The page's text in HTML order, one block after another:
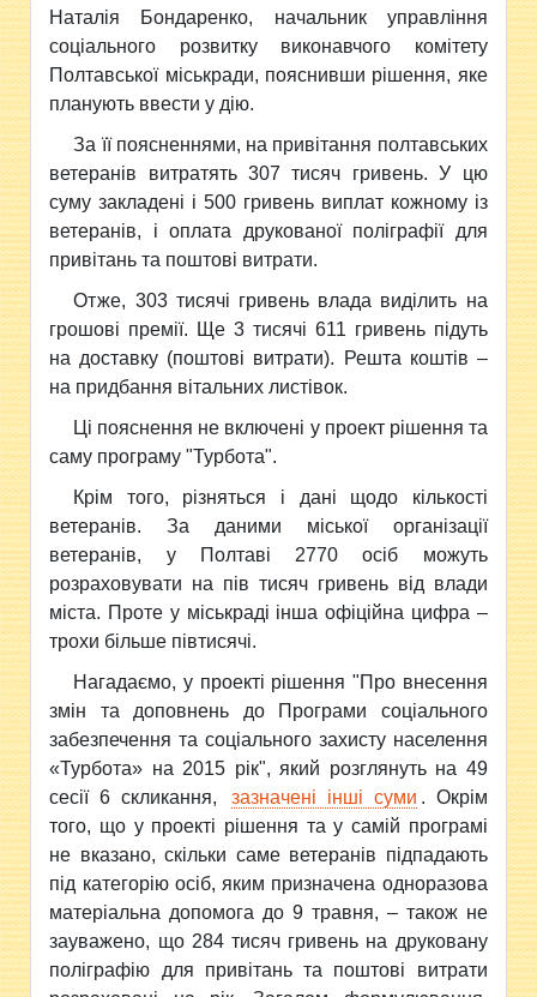
Наталія Бондаренко, начальник управління
соціального розвитку виконавчого комітету
Полтавської міськради, пояснивши рішення, яке
планують ввести у дію.
За її поясненнями, на привітання полтавських
ветеранів витратять 307 тисяч гривень. У цю
суму закладені і 500 гривень виплат кожному із
ветеранів, і оплата друкованої поліграфії для
привітань та поштові витрати.
Отже, 303 тисячі гривень влада виділить на
грошові премії. Ще 3 тисячі 611 гривень підуть
на доставку (поштові витрати). Решта коштів –
на придбання вітальних листівок.
Ці пояснення не включені у проект рішення та
саму програму "Турбота".
Крім того, різняться і дані щодо кількості
ветеранів. За даними міської організації
ветеранів, у Полтаві 2770 осіб можуть
розраховувати на пів тисяч гривень від влади
міста. Проте у міськраді інша офіційна цифра –
трохи більше півтисячі.
Нагадаємо, у проекті рішення "Про внесення
змін та доповнень до Програми соціального
забезпечення та соціального захисту населення
«Турбота» на 2015 рік", який розглянуть на 49
сесії 6 скликання,
зазначені інші суми . Окрім
того, що у проекті рішення та у самій програмі
не вказано, скільки саме ветеранів підпадають
під категорію осіб, яким призначена одноразова
матеріальна допомога до 9 травня, – також не
зауважено, що 284 тисяч гривень на друковану
поліграфію для привітань та поштові витрати